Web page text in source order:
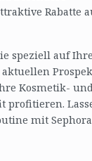
Rabatte
speziell auf Ihre
Kosmetik- und
profitieren.
mit